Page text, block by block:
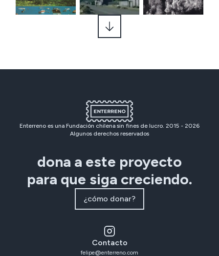
Enterreno es una Fundación chilena sin fines de lucro. 2015 - 2026
Algunos derechos reservados
dona a este proyecto
para que siga creciendo.
¿cómo donar?
Contacto
felipe@enterreno.com